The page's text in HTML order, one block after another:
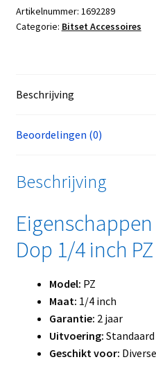
Artikelnummer: 1692289
Categorie: Bitset Accessoires
Beschrijving
Beoordelingen (0)
Beschrijving
Dop 1/4 inch
Model: PZ
Maat: 1/4 inch
Garantie: 2 jaar
Uitvoering: Standaard
Geschikt voor: